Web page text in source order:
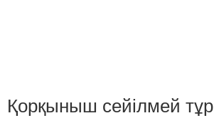
Қорқыныш сейілмей тұр